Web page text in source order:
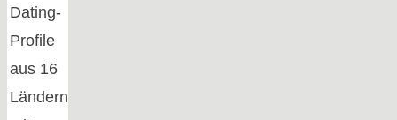
Dating-
Profile
aus 16
Ländern